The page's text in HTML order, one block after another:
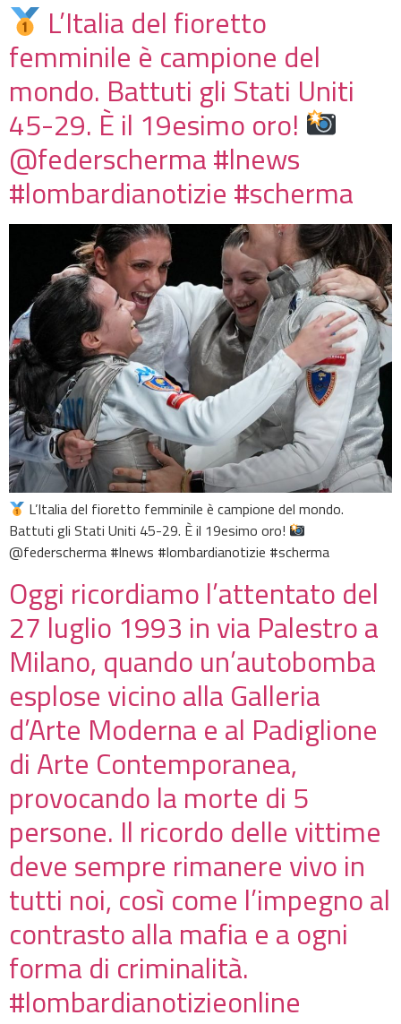
L’Italia del fioretto
femminile è campione del
mondo. Battuti gli Stati Uniti
45-29. È il 19esimo oro!
@federscherma #lnews
#lombardianotizie #scherma
L’Italia del fioretto femminile è campione del mondo.
Battuti gli Stati Uniti 45-29. È il 19esimo oro!
@federscherma #lnews #lombardianotizie #scherma
Oggi ricordiamo l’attentato del
27 luglio 1993 in via Palestro a
Milano, quando un’autobomba
esplose vicino alla Galleria
d’Arte Moderna e al Padiglione
di Arte Contemporanea,
provocando la morte di 5
persone. Il ricordo delle vittime
deve sempre rimanere vivo in
tutti noi, così come l’impegno al
contrasto alla mafia e a ogni
forma di criminalità.
#lombardianotizieonline